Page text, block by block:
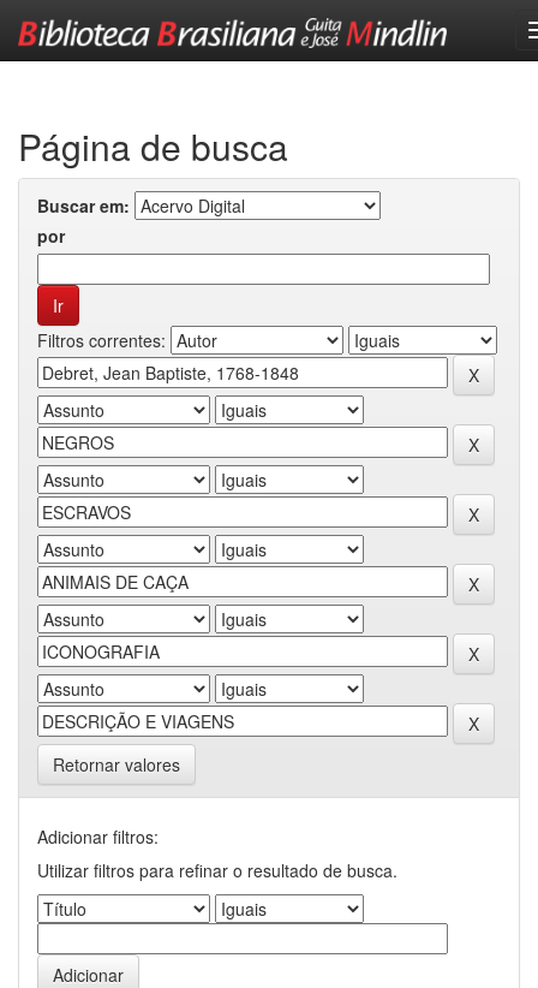
Página de busca
Buscar em:
por
Filtros correntes:
Retornar valores
Adicionar filtros:
Utilizar filtros para refinar o resultado de busca.